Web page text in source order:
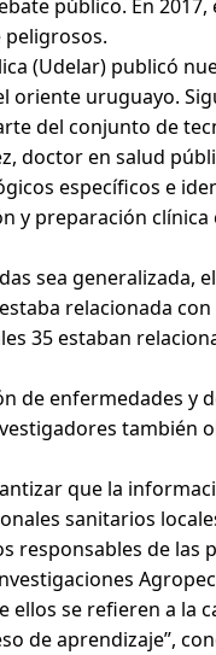
público. En
(Udelar) publicó
uruguayo.
del conjunto de
doctor en salud
específicos e
y preparación
sea generalizada,
relacionada
35 estaban
de enfermedades
que la
sanitarios
responsables de
se refieren a
de aprendizaje”,